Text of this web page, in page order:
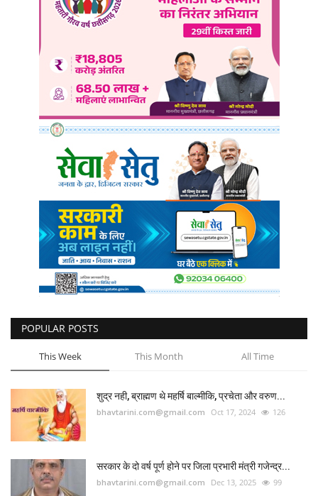
उत्तराखंड
उत्तर प्रदेश
ओडिशा
लाइफस्टाइल
बिजनेस
संपर्क
POPULAR POSTS
This Week This Month All Time
शुद्र नही, ब्राह्मण थे महर्षि बाल्मीकि, प्रचेता और वरुण...
bhavtarini.com@gmail.com Oct 17, 2024 126
सरकार के दो वर्ष पूर्ण होने पर जिला प्रभारी मंत्री गजेन्द्र...
bhavtarini.com@gmail.com Dec 13, 2025 99